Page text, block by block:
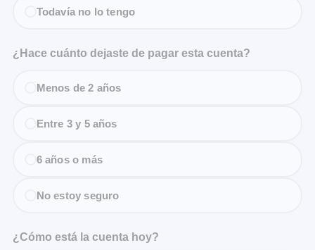
Todavía no lo tengo
¿Hace cuánto dejaste de pagar esta cuenta?
Menos de 2 años
Entre 3 y 5 años
6 años o más
No estoy seguro
¿Cómo está la cuenta hoy?